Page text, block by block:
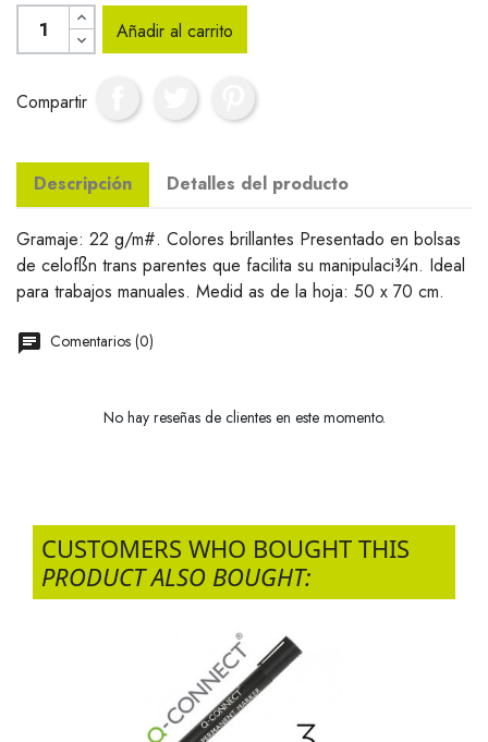
Añadir al carrito
Compartir
Descripción Detalles del producto
Gramaje: 22 g/m#. Colores brillantes Presentado en bolsas
de celofßn trans parentes que facilita su manipulaci¾n. Ideal
para trabajos manuales. Medid as de la hoja: 50 x 70 cm.
Comentarios (0)
No hay reseñas de clientes en este momento.
CUSTOMERS WHO BOUGHT THIS
PRODUCT ALSO BOUGHT: